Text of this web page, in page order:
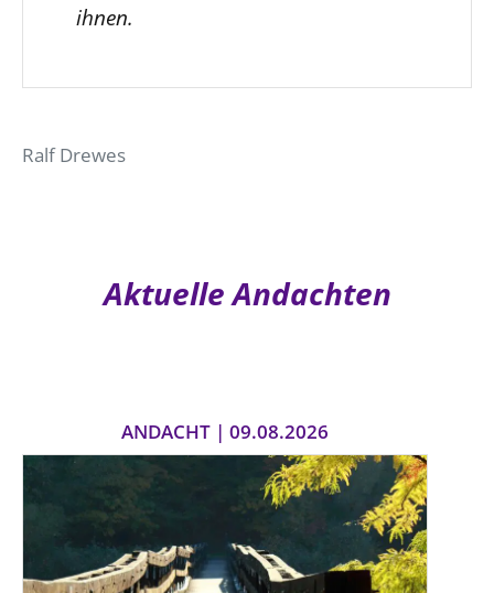
ihnen.
Ralf Drewes
Aktuelle Andachten
ANDACHT | 09.08.2026